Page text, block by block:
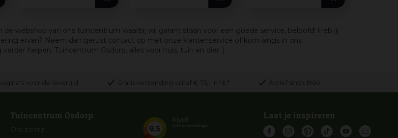
de webshop van ons tuincentrum waarbij wij garant staan voor een goede service, beloofd! Heb jij
ervan? Neem dan gerust contact op met onze klantenservice of kom langs in ons
helpen. Tuincentrum Osdorp, alles voor huis, tuin en dier :)
voor de levertijd Gratis verzending vanaf € 75,- in NL* Actief sinds 1960
Tuincentrum Osdorp Laat je inspireren